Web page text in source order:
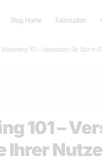
Blog Home Fallstudien
Marketing 101 – Versetzen Sie Sich In
101 –
Ihrer